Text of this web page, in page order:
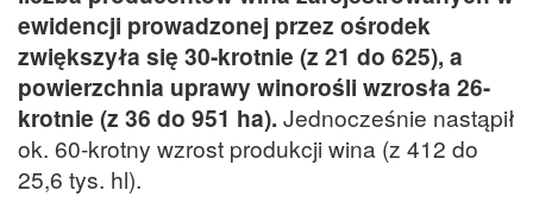
ewidencji prowadzonej przez ośrodek
zwiększyła się 30-krotnie (z 21 do 625), a
powierzchnia uprawy winorośli wzrosła 26-
krotnie (z 36 do 951 ha). Jednocześnie nastąpił
ok. 60-krotny wzrost produkcji wina (z 412 do
25,6 tys. hl).